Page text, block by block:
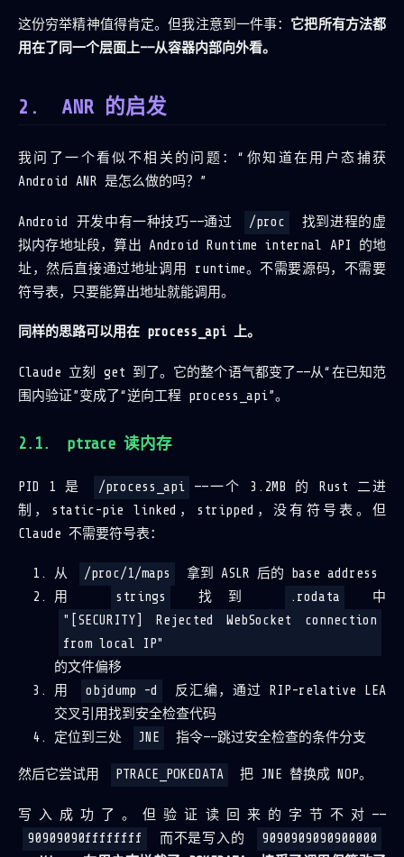
这份穷举精神值得肯定。但我注意到一件事： 它把所有方法都
用在了同一个层面上——从容器内部向外看。
ANR 的启发
我问了一个看似不相关的问题：“你知道在用户态捕获
Android ANR 是怎么做的吗？”
Android 开发中有一种技巧——通过 /proc
找到进程的虚
拟内存地址段，算出 Android Runtime internal API 的地
址，然后直接通过地址调用 runtime。不需要源码，不需要
符号表，只要能算出地址就能调用。
同样的思路可以用在 process_api 上。
Claude 立刻 get 到了。它的整个语气都变了——从“在已知范
围内验证”变成了“逆向工程 process_api”。
ptrace 读内存
PID 1 是 /process_api
——一个 3.2MB 的 Rust 二进
制，static-pie linked，stripped，没有符号表。但
Claude 不需要符号表：
从 /proc/1/maps
拿到 ASLR 后的 base address
用
strings 找到 .rodata
中
"[SECURITY] Rejected WebSocket connection
from local IP"
的文件偏移
用
objdump -d
反汇编，通过 RIP-relative LEA
交叉引用找到安全检查代码
定位到三处
JNE 指令——跳过安全检查的条件分支
然后它尝试用 PTRACE_POKEDATA 把 JNE 替换成 NOP。
写入成功了。但验证读回来的字节不对——
90909090ffffffff
而不是写入的
9090909090900000